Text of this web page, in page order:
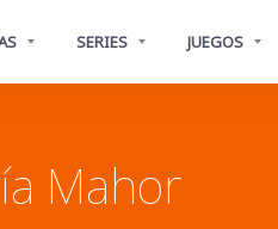
SERIES JUEGOS
Mahor